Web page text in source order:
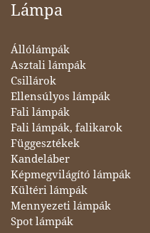
Lámpa
Állólámpák
Asztali lámpák
Csillárok
Ellensúlyos lámpák
Fali lámpák
Fali lámpák, falikarok
Függesztékek
Kandeláber
Képmegvilágító lámpák
Kültéri lámpák
Mennyezeti lámpák
Spot lámpák